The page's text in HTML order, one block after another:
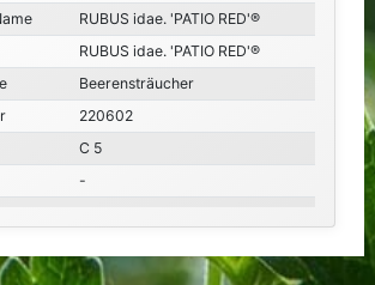
RUBUS idae. 'PATIO RED'®
RUBUS idae. 'PATIO RED'®
Beerensträucher
220602
C 5
-